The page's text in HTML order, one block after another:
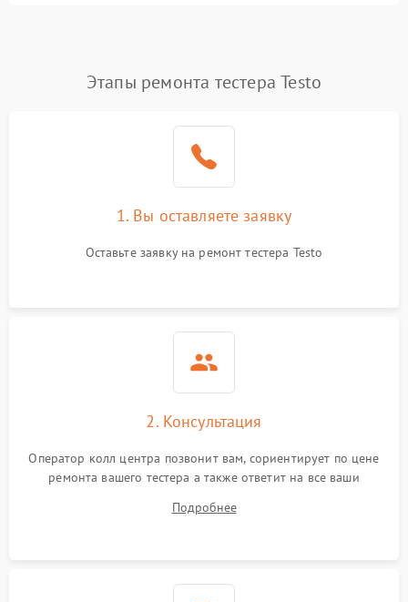
Этапы ремонта тестера Testo
1. Вы оставляете заявку
Оставьте заявку на ремонт тестера Testo
2. Консультация
Оператор колл центра позвонит вам, сориентирует по цене
ремонта вашего тестера а также ответит на все ваши
Подробнее